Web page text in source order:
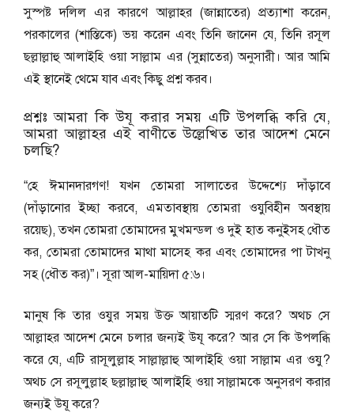
সুস্পষ্ট দলিল এর কারণে আল্লাহর (জান্নাতের) প্রত্যাশা করেন,
পরকালের (শাস্তিকে) ভয় করেন এবং তিনি জানেন যে, তিনি রসূল
ছল্লাল্লাহু আলাইহি ওয়া সাল্লাম এর (সুন্নাতের) অনুসারী। আর আমি
এই স্থানেই থেমে যাব এবং কিছু প্রশ্ন করব।
প্রশ্নঃ আমরা কি উযূ করার সময় এটি উপলব্ধি করি যে,
আমরা আল্লাহর এই বাণীতে উল্লেখিত তার আদেশ মেনে
চলছি?
“হে ঈমানদারগণ! যখন তোমরা সালাতের উদ্দেশ্যে দাঁড়াবে
(দাঁড়ানোর ইচ্ছা করবে, এমতাবস্থায় তোমরা ওযুবিহীন অবস্থায়
রয়েছ), তখন তোমরা তোমাদের মুখমন্ডল ও দুই হাত কনুইসহ ধৌত
কর, তোমরা তোমাদের মাথা মাসেহ কর এবং তোমাদের পা টাখনু
সহ (ধৌত কর)”। সূরা আল-মায়িদা ৫:৬।
মানুষ কি তার ওযুর সময় উক্ত আয়াতটি স্মরণ করে? অথচ সে
আল্লাহর আদেশ মেনে চলার জন্যই উযূ করে? আর সে কি উপলব্ধি
করে যে, এটি রাসূলুল্লাহ সাল্লাল্লাহু আলাইহি ওয়া সাল্লাম এর ওযু?
অথচ সে রসূলুল্লাহ ছল্লাল্লাহু আলাইহি ওয়া সাল্লামকে অনুসরণ করার
জন্যই উযূ করে?